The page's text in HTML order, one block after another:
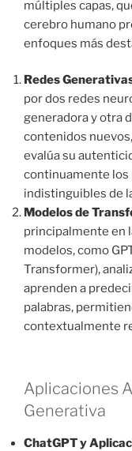
múltiples capas,
cerebro humano
enfoques más
Redes
por dos redes
generadora y otra
contenidos
evalúa su
continuamente los
indistinguibles de
Modelos de
principalmente en
modelos, como
Transformer),
aprenden a
palabras,
contextualmente
Aplicaciones
Generativa
ChatGPT y